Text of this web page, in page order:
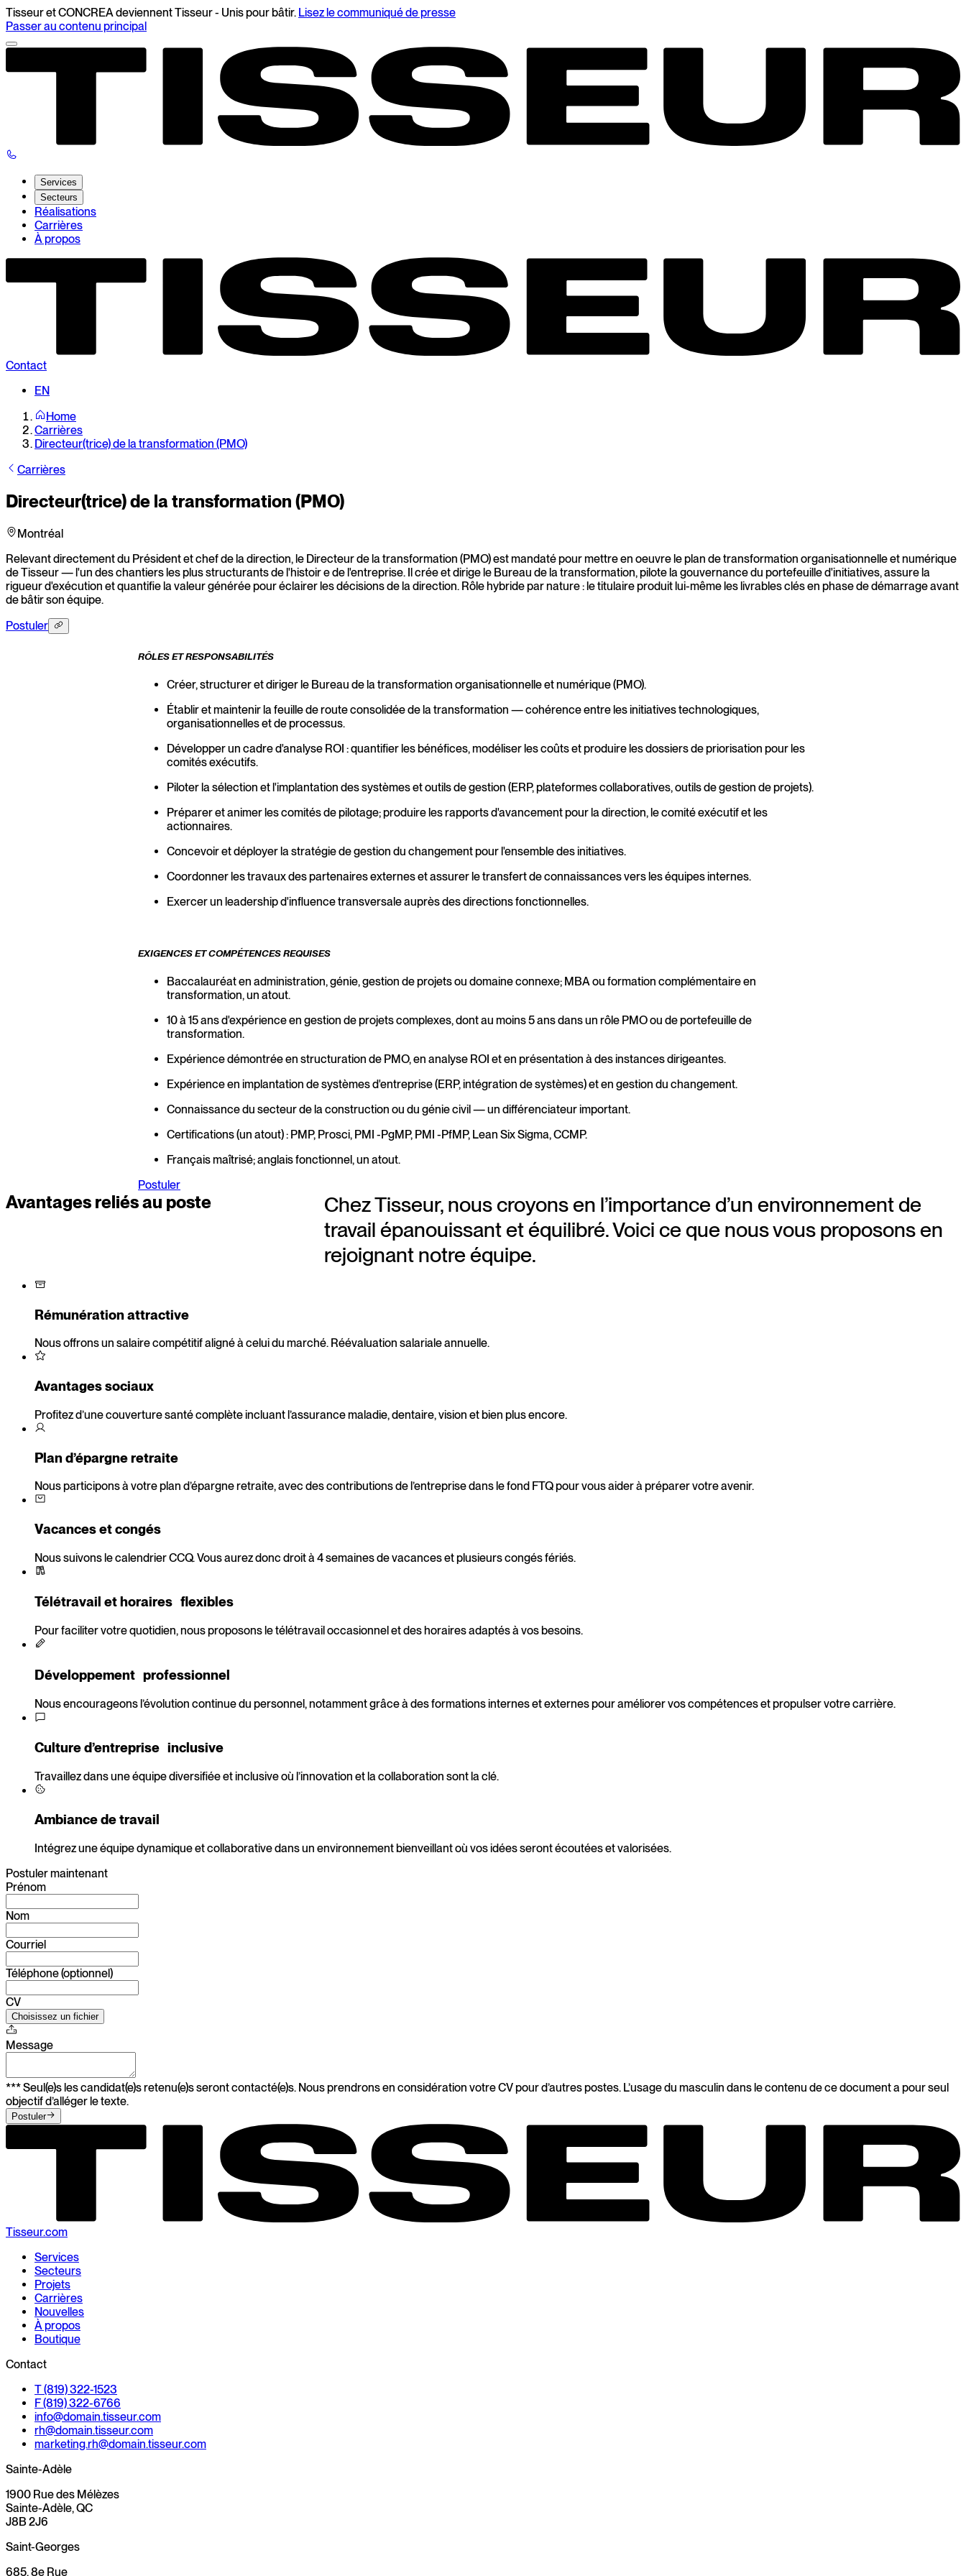
Tisseur et CONCREA deviennent Tisseur - Unis pour bâtir. Lisez le communiqué de presse
Passer au contenu principal
Services
Secteurs
Réalisations
Carrières
À propos
Contact
EN
Home
Carrières
Directeur(trice) de la transformation (PMO)
Carrières
Directeur(trice) de la transformation (PMO)
Montréal
Relevant directement du Président et chef de la direction, le Directeur de la transformation (PMO) est mandaté pour mettre en oeuvre le plan de transformation organisationnelle et numérique
de Tisseur — l'un des chantiers les plus structurants de l'histoir e de l'entreprise. Il crée et dirige le Bureau de la transformation, pilote la gouvernance du portefeuille d'initiatives, assure la
rigueur d'exécution et quantifie la valeur générée pour éclairer les décisions de la direction. Rôle hybride par nature : le titulaire produit lui-même les livrables clés en phase de démarrage avant
de bâtir son équipe.
Postuler
RÔLES ET RESPONSABILITÉS
Créer, structurer et diriger le Bureau de la transformation organisationnelle et numérique (PMO).
Établir et maintenir la feuille de route consolidée de la transformation — cohérence entre les initiatives technologiques,
organisationnelles et de processus.
Développer un cadre d'analyse ROI : quantifier les bénéfices, modéliser les coûts et produire les dossiers de priorisation pour les
comités exécutifs.
Piloter la sélection et l'implantation des systèmes et outils de gestion (ERP, plateformes collaboratives, outils de gestion de projets).
Préparer et animer les comités de pilotage; produire les rapports d'avancement pour la direction, le comité exécutif et les
actionnaires.
Concevoir et déployer la stratégie de gestion du changement pour l'ensemble des initiatives.
Coordonner les travaux des partenaires externes et assurer le transfert de connaissances vers les équipes internes.
Exercer un leadership d'influence transversale auprès des directions fonctionnelles.
EXIGENCES ET COMPÉTENCES REQUISES
Baccalauréat en administration, génie, gestion de projets ou domaine connexe; MBA ou formation complémentaire en
transformation, un atout.
10 à 15 ans d'expérience en gestion de projets complexes, dont au moins 5 ans dans un rôle PMO ou de portefeuille de
transformation.
Expérience démontrée en structuration de PMO, en analyse ROI et en présentation à des instances dirigeantes.
Expérience en implantation de systèmes d'entreprise (ERP, intégration de systèmes) et en gestion du changement.
Connaissance du secteur de la construction ou du génie civil — un différenciateur important.
Certifications (un atout) : PMP, Prosci, PMI -PgMP, PMI -PfMP, Lean Six Sigma, CCMP.
Français maîtrisé; anglais fonctionnel, un atout.
Postuler
Avantages reliés au poste
Chez Tisseur, nous croyons en l’importance d’un environnement de
travail épanouissant et équilibré. Voici ce que nous vous proposons en
rejoignant notre équipe.
Rémunération attractive
Nous offrons un salaire compétitif aligné à celui du marché. Réévaluation salariale annuelle.
Avantages sociaux
Profitez d’une couverture santé complète incluant l’assurance maladie, dentaire, vision et bien plus encore.
Plan d’épargne retraite
Nous participons à votre plan d’épargne retraite, avec des contributions de l’entreprise dans le fond FTQ pour vous aider à préparer votre avenir.
Vacances et congés
Nous suivons le calendrier CCQ. Vous aurez donc droit à 4 semaines de vacances et plusieurs congés fériés.
Télétravail et horaires flexibles
Pour faciliter votre quotidien, nous proposons le télétravail occasionnel et des horaires adaptés à vos besoins.
Développement professionnel
Nous encourageons l’évolution continue du personnel, notamment grâce à des formations internes et externes pour améliorer vos compétences et propulser votre carrière.
Culture d’entreprise inclusive
Travaillez dans une équipe diversifiée et inclusive où l’innovation et la collaboration sont la clé.
Ambiance de travail
Intégrez une équipe dynamique et collaborative dans un environnement bienveillant où vos idées seront écoutées et valorisées.
Postuler maintenant
Prénom
Nom
Courriel
Téléphone (optionnel)
CV
Choisissez un fichier
Message
*** Seul(e)s les candidat(e)s retenu(e)s seront contacté(e)s. Nous prendrons en considération votre CV pour d’autres postes. L’usage du masculin dans le contenu de ce document a pour seul
objectif d’alléger le texte.
Postuler
Tisseur.com
Services
Secteurs
Projets
Carrières
Nouvelles
À propos
Boutique
Contact
T (819) 322-1523
F (819) 322-6766
info@domain.tisseur.com
rh@domain.tisseur.com
marketing.rh@domain.tisseur.com
Sainte-Adèle
1900 Rue des Mélèzes
Sainte-Adèle, QC
J8B 2J6
Saint-Georges
685, 8e Rue